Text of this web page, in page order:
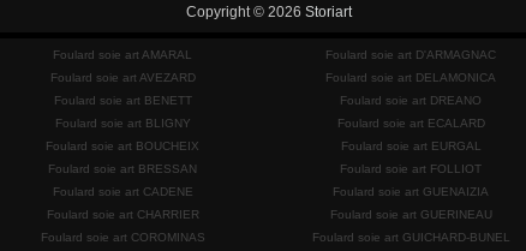
Copyright © 2026 Storiart
Foulard soie art AMARAL
Foulard soie art AVEZARD
Foulard soie art BENETT
Foulard soie art BLIGNY
Foulard soie art BOUCHEIX
Foulard soie art BRESSAN
Foulard soie art CADENE
Foulard soie art CHARRIER
Foulard soie art COROMINAS
Foulard soie art D'ARMAGNAC
Foulard soie art DELAMONICA
Foulard soie art DREANO
Foulard soie art ECALARD
Foulard soie art EURGAL
Foulard soie art FOLLIOT
Foulard soie art GUENAIZIA
Foulard soie art GUERINEAU
Foulard soie art GUICHARD-BUNEL